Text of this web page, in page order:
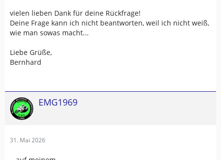
vielen lieben Dank für deine Rückfrage!
Deine Frage kann ich nicht beantworten, weil ich nicht weiß,
wie man sowas macht...
Liebe Grüße,
Bernhard
EMG1969
31. Mai 2026